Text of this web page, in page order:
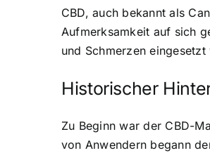
CBD, auch bekannt als
Aufmerksamkeit auf sich
und Schmerzen eingesetzt
Historischer
Zu Beginn war der CBD-
von Anwendern begann